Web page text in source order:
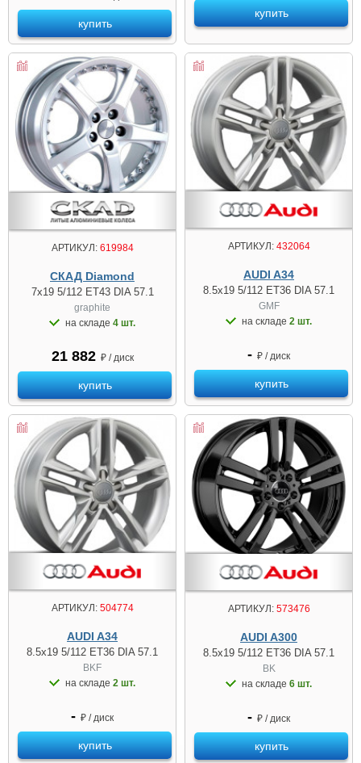
купить
купить
АРТИКУЛ:619984
СКАД Diamond
7x19 5/112 ET43 DIA 57.1
graphite
на складе 4 шт.
21 882 ₽ / диск
купить
АРТИКУЛ:432064
AUDI A34
8.5x19 5/112 ET36 DIA 57.1
GMF
на складе 2 шт.
- ₽ / диск
купить
АРТИКУЛ:504774
AUDI A34
8.5x19 5/112 ET36 DIA 57.1
BKF
на складе 2 шт.
- ₽ / диск
купить
АРТИКУЛ:573476
AUDI A300
8.5x19 5/112 ET36 DIA 57.1
BK
на складе 6 шт.
- ₽ / диск
купить